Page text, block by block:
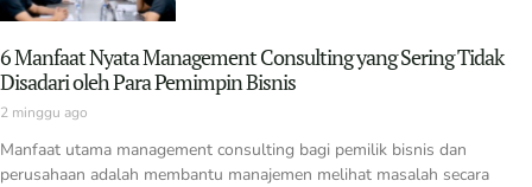
6 Manfaat Nyata Management Consulting yang Sering Tidak
Disadari oleh Para Pemimpin Bisnis
2 minggu ago
Manfaat utama management consulting bagi pemilik bisnis dan
perusahaan adalah membantu manajemen melihat masalah secara